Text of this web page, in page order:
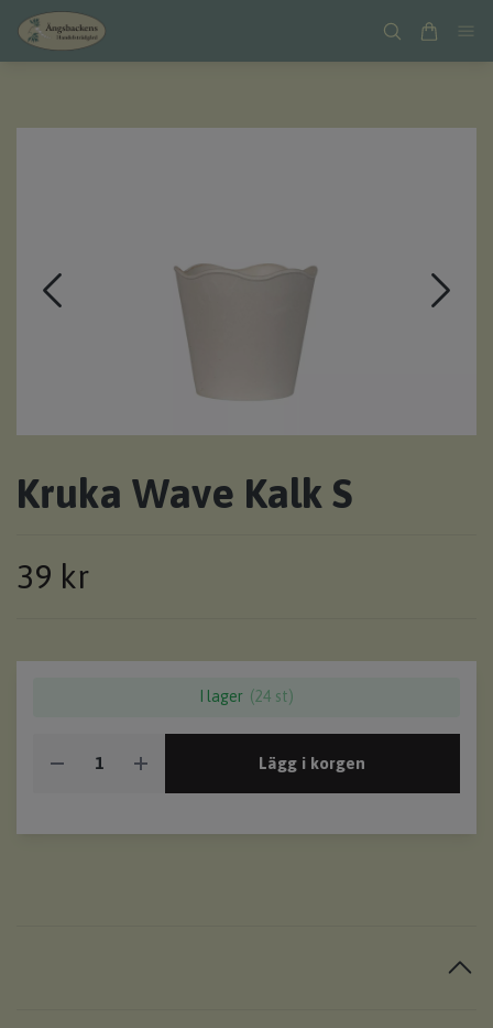
Kruka Wave Kalk S
39 kr
I lager (24 st)
Lägg i korgen